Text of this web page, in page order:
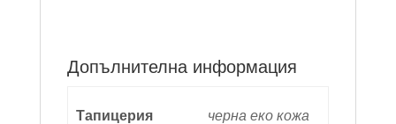
Допълнителна информация
Тапицерия черна еко кожа